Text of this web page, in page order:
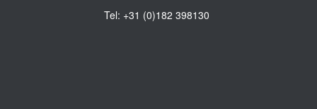
Tel: +31 (0)182 398130